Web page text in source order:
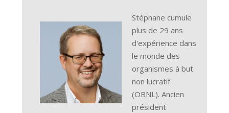
Stéphane cumule
plus de 29 ans
d'expérience dans
le monde des
organismes à but
non lucratif
(OBNL). Ancien
président